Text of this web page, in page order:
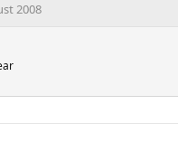
2008